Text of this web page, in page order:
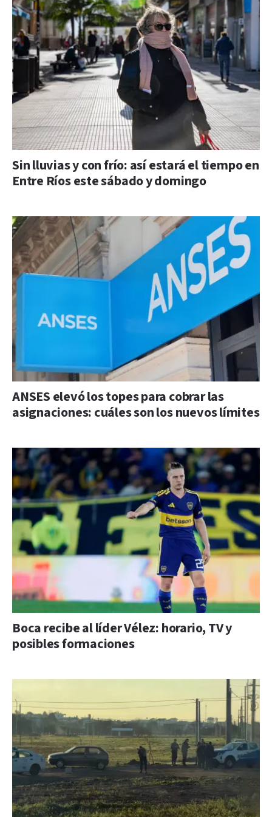
Sin lluvias y con frío: así estará el tiempo en
Entre Ríos este sábado y domingo
ANSES elevó los topes para cobrar las
asignaciones: cuáles son los nuevos límites
Boca recibe al líder Vélez: horario, TV y
posibles formaciones